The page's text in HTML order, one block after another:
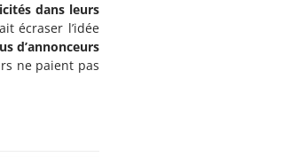
dans leurs
écraser l’idée
d’annonceurs
ne paient pas